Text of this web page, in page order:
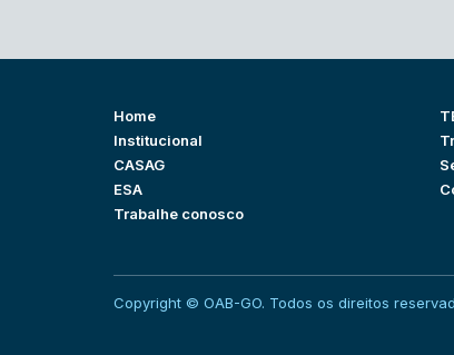
Home
Institucional
CASAG
ESA
Trabalhe conosco
Copyright © OAB-GO. Todos os direitos